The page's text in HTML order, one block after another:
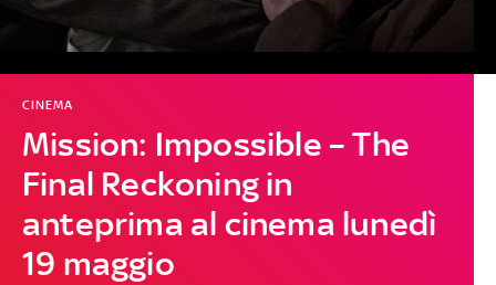
Mission: Impossible – The
Final Reckoning in
anteprima al cinema lunedì
19 maggio
CINEMA